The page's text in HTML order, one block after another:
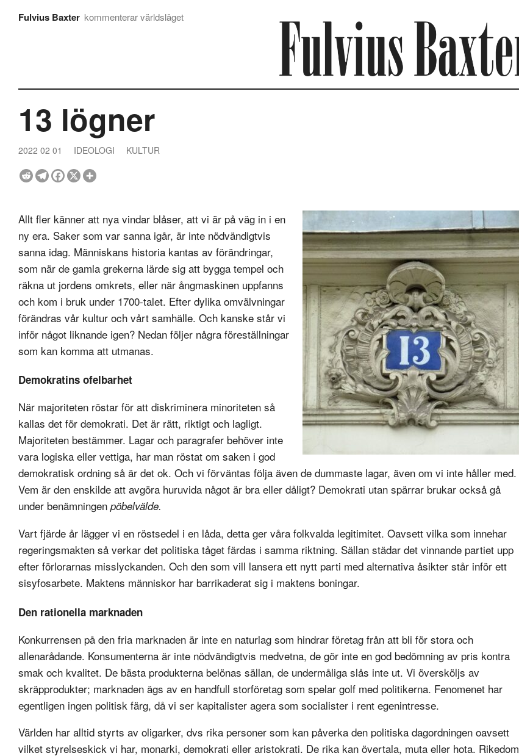
Fulvius Baxter kommenterar världsläget
13 lögner
2022 02 01 IDEOLOGI KULTUR
Allt fler känner att nya vindar blåser, att vi är på väg in i en
ny era. Saker som var sanna igår, är inte nödvändigtvis
sanna idag. Människans historia kantas av förändringar,
som när de gamla grekerna lärde sig att bygga tempel och
räkna ut jordens omkrets, eller när ångmaskinen uppfanns
och kom i bruk under 1700-talet. Efter dylika omvälvningar
förändras vår kultur och vårt samhälle. Och kanske står vi
inför något liknande igen? Nedan följer några föreställningar
som kan komma att utmanas.
Demokratins ofelbarhet
När majoriteten röstar för att diskriminera minoriteten så
kallas det för demokrati. Det är rätt, riktigt och lagligt.
Majoriteten bestämmer. Lagar och paragrafer behöver inte
vara logiska eller vettiga, har man röstat om saken i god
demokratisk ordning så är det ok. Och vi förväntas följa även de dummaste lagar, även om vi inte håller med.
Vem är den enskilde att avgöra huruvida något är bra eller dåligt? Demokrati utan spärrar brukar också gå
under benämningen pöbelvälde.
Vart fjärde år lägger vi en röstsedel i en låda, detta ger våra folkvalda legitimitet. Oavsett vilka som innehar
regeringsmakten så verkar det politiska tåget färdas i samma riktning. Sällan städar det vinnande partiet upp
efter förlorarnas misslyckanden. Och den som vill lansera ett nytt parti med alternativa åsikter står inför ett
sisyfosarbete. Maktens människor har barrikaderat sig i maktens boningar.
Den rationella marknaden
Konkurrensen på den fria marknaden är inte en naturlag som hindrar företag från att bli för stora och
allenarådande. Konsumenterna är inte nödvändigtvis medvetna, de gör inte en god bedömning av pris kontra
smak och kvalitet. De bästa produkterna belönas sällan, de undermåliga slås inte ut. Vi översköljs av
skräpprodukter; marknaden ägs av en handfull storföretag som spelar golf med politikerna. Fenomenet har
egentligen ingen politisk färg, då vi ser kapitalister agera som socialister i rent egenintresse.
Världen har alltid styrts av oligarker, dvs rika personer som kan påverka den politiska dagordningen oavsett
vilket styrelseskick vi har, monarki, demokrati eller aristokrati. De rika kan övertala, muta eller hota. Rikedom